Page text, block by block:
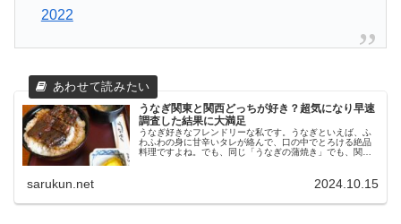
2022
うなぎ関東と関西どっちが好き？超気になり早速
調査した結果に大満足
うなぎ好きなフレンドリーな私です。うなぎといえば、ふ
わふわの身に甘辛いタレが絡んで、口の中でとろける絶品
料理ですよね。でも、同じ「うなぎの蒲焼き」でも、関東
sarukun.net 2024.10.15